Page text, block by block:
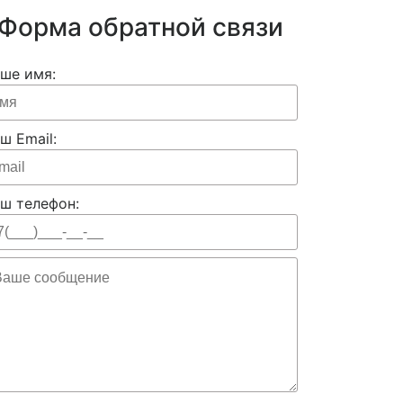
обратной связи
имя:
Email:
телефон: